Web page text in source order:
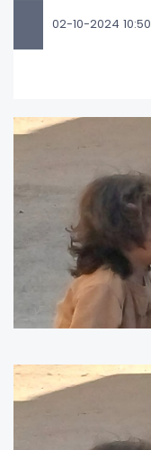
02-10-2024 10:50